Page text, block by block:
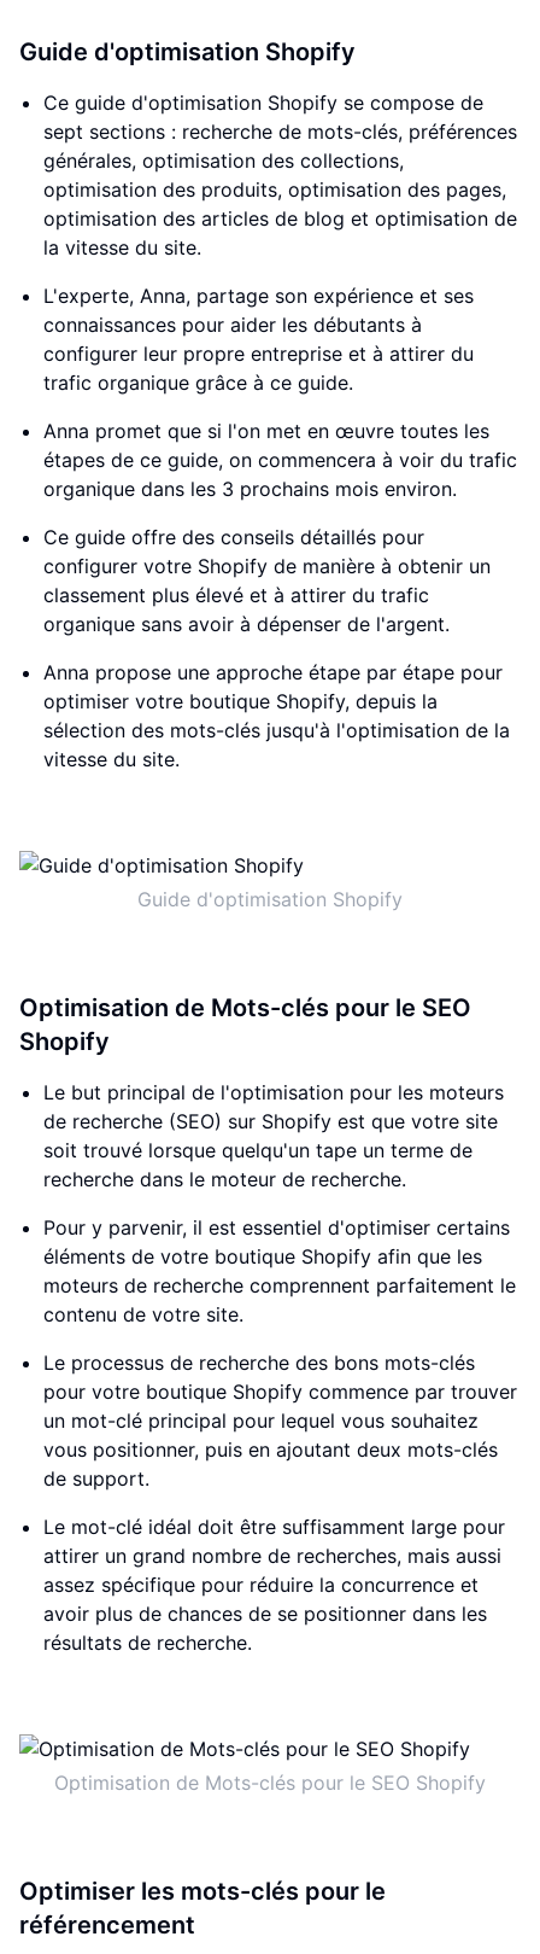
Guide d'optimisation Shopify
Ce guide d'optimisation Shopify se compose de
sept sections : recherche de mots-clés, préférences
générales, optimisation des collections,
optimisation des produits, optimisation des pages,
optimisation des articles de blog et optimisation de
la vitesse du site.
L'experte, Anna, partage son expérience et ses
connaissances pour aider les débutants à
configurer leur propre entreprise et à attirer du
trafic organique grâce à ce guide.
Anna promet que si l'on met en œuvre toutes les
étapes de ce guide, on commencera à voir du trafic
organique dans les 3 prochains mois environ.
Ce guide offre des conseils détaillés pour
configurer votre Shopify de manière à obtenir un
classement plus élevé et à attirer du trafic
organique sans avoir à dépenser de l'argent.
Anna propose une approche étape par étape pour
optimiser votre boutique Shopify, depuis la
sélection des mots-clés jusqu'à l'optimisation de la
vitesse du site.
Guide d'optimisation Shopify
Optimisation de Mots-clés pour le SEO
Shopify
Le but principal de l'optimisation pour les moteurs
de recherche (SEO) sur Shopify est que votre site
soit trouvé lorsque quelqu'un tape un terme de
recherche dans le moteur de recherche.
Pour y parvenir, il est essentiel d'optimiser certains
éléments de votre boutique Shopify afin que les
moteurs de recherche comprennent parfaitement le
contenu de votre site.
Le processus de recherche des bons mots-clés
pour votre boutique Shopify commence par trouver
un mot-clé principal pour lequel vous souhaitez
vous positionner, puis en ajoutant deux mots-clés
de support.
Le mot-clé idéal doit être suffisamment large pour
attirer un grand nombre de recherches, mais aussi
assez spécifique pour réduire la concurrence et
avoir plus de chances de se positionner dans les
résultats de recherche.
Optimisation de Mots-clés pour le SEO Shopify
Optimiser les mots-clés pour le
référencement